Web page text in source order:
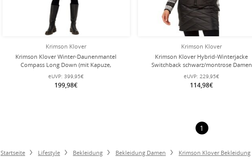
Krimson Klover
Krimson Klover Winter-Daunenmantel
Compass Long Down (mit Kapuze,
eUVP: 399,95€
199,98€
Krimson Klover
Krimson Klover Hybrid-Winterjacke
Switchback schwarz/montrose Damen
eUVP: 229,95€
114,98€
1
Startseite Lifestyle Bekleidung Bekleidung Damen Krimson Klover Bekleidung